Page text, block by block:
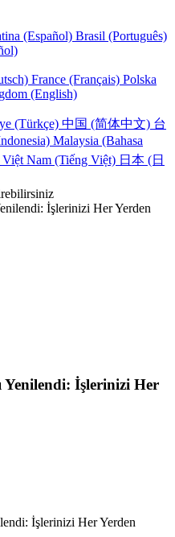
(Español) Brasil (Português)
France (Français) Polska
(English)
(Türkçe) 中国 (简体中文) 台
Malaysia (Bahasa
Việt Nam (Tiếng Việt) 日本 (日
İşlerinizi Her Yerden
İşlerinizi Her